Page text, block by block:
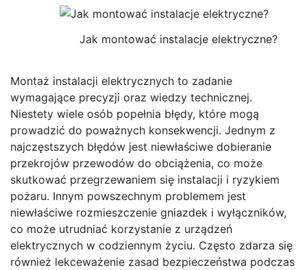
Jak montować instalacje elektryczne?
Montaż instalacji elektrycznych to zadanie
wymagające precyzji oraz wiedzy technicznej.
Niestety wiele osób popełnia błędy, które mogą
prowadzić do poważnych konsekwencji. Jednym z
najczęstszych błędów jest niewłaściwe dobieranie
przekrojów przewodów do obciążenia, co może
skutkować przegrzewaniem się instalacji i ryzykiem
pożaru. Innym powszechnym problemem jest
niewłaściwe rozmieszczenie gniazdek i wyłączników,
co może utrudniać korzystanie z urządzeń
elektrycznych w codziennym życiu. Często zdarza się
również lekceważenie zasad bezpieczeństwa podczas